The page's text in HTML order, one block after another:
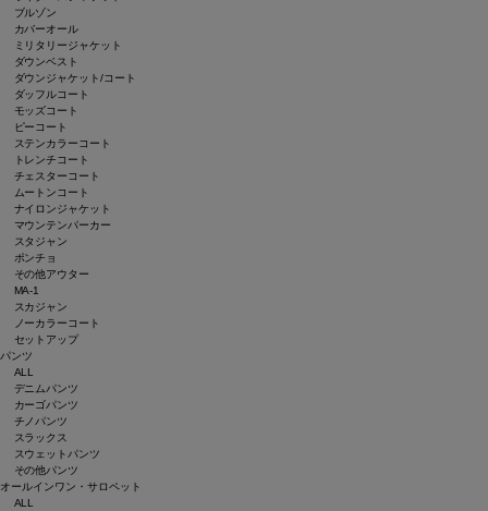
ブルゾン
カバーオール
ミリタリージャケット
ダウンベスト
ダウンジャケット/コート
ダッフルコート
モッズコート
ピーコート
ステンカラーコート
トレンチコート
チェスターコート
ムートンコート
ナイロンジャケット
マウンテンパーカー
スタジャン
ポンチョ
その他アウター
MA-1
スカジャン
ノーカラーコート
セットアップ
パンツ
ALL
デニムパンツ
カーゴパンツ
チノパンツ
スラックス
スウェットパンツ
その他パンツ
オールインワン・サロペット
ALL